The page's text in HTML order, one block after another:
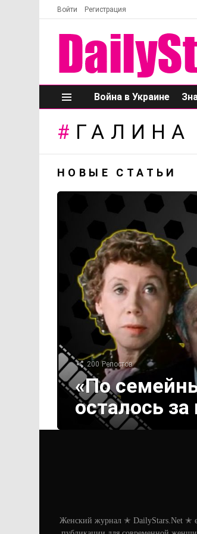
Войти Регистрация
Меню
Война в Украине
НОВЫЕ СТАТЬИ
200 Репостов
«По
осталось
Женский журнал ✭ DailyStars.Net ✭